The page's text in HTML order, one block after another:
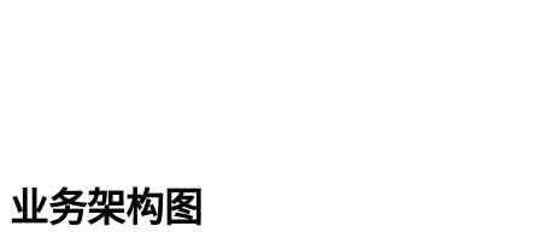
业务架构图